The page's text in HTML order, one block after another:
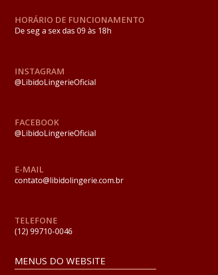
HORÁRIO DE FUNCIONAMENTO
De seg a sex das 09 às 18h
INSTAGRAM
@LibidoLingerieOficial
FACEBOOK
@LibidoLingerieOficial
E-MAIL
contato@libidolingerie.com.br
TELEFONE
(12) 99710-0046
MENUS DO WEBSITE